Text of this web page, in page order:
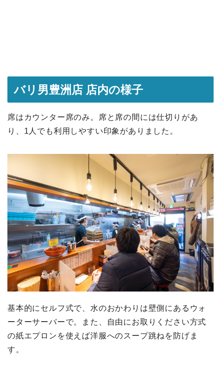
バリ男豊洲店 店内の様子
席はカウンター席のみ。席と席の間には仕切りがあ
り、1人でも利用しやすい印象がありました。
基本的にセルフ式で、水のおかわりは壁側にあるウォ
ーターサーバーで。また、自由にお取りください方式
の紙エプロンを使えば洋服へのスープ跳ねを防げま
す。